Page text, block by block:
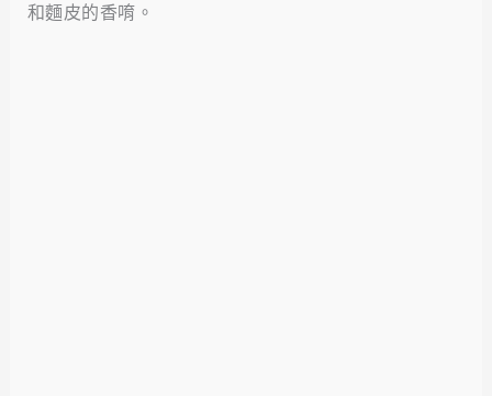
和麵皮的香唷。